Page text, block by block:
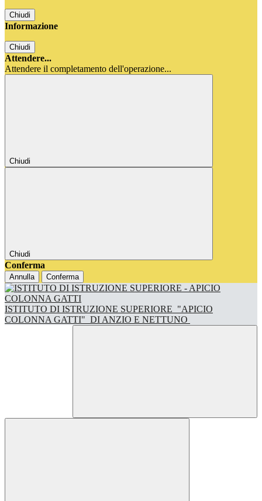
Chiudi
Informazione
Chiudi
Attendere...
Attendere il completamento dell'operazione...
Chiudi
Chiudi
Conferma
Annulla Conferma
ISTITUTO DI ISTRUZIONE SUPERIORE "APICIO
COLONNA GATTI" DI ANZIO E NETTUNO